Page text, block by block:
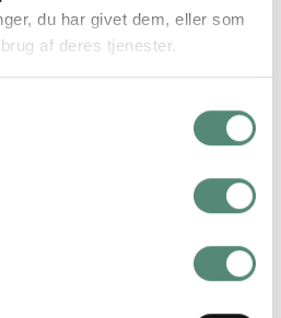
du har givet dem, eller som
af deres tjenester.
Sort svæveramme, Sølv